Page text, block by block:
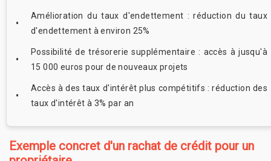
Amélioration du taux d'endettement : réduction du taux
d'endettement à environ 25%
Possibilité de trésorerie supplémentaire : accès à jusqu'à
15 000 euros pour de nouveaux projets
Accès à des taux d'intérêt plus compétitifs : réduction des
taux d'intérêt à 3% par an
Exemple concret d'un rachat de crédit pour un